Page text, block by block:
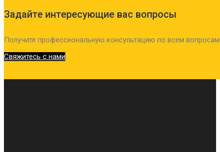
Задайте интересующие вас вопросы
Получите профессиональную консультацию по всем вопросам
Свяжитесь с нами